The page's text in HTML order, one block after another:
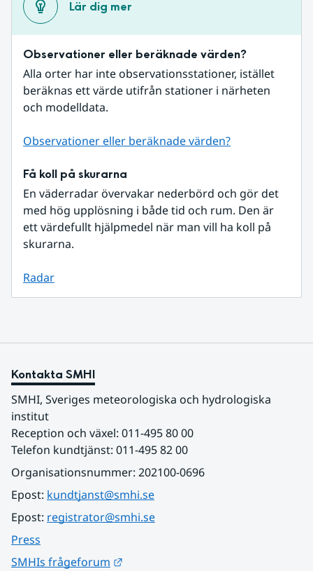
Lär dig mer
Observationer eller beräknade värden?
Alla orter har inte observationsstationer, istället
beräknas ett värde utifrån stationer i närheten
och modelldata.
Observationer eller beräknade värden?
Få koll på skurarna
En väderradar övervakar nederbörd och gör det
med hög upplösning i både tid och rum. Den är
ett värdefullt hjälpmedel när man vill ha koll på
skurarna.
Radar
Kontakta SMHI
SMHI, Sveriges meteorologiska och hydrologiska
institut
Reception och växel: 011-495 80 00
Telefon kundtjänst: 011-495 82 00
Organisationsnummer: 202100-0696
Epost: kundtjanst@smhi.se
Epost: registrator@smhi.se
Press
SMHIs frågeforum